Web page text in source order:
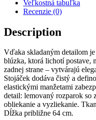
Veľkostná tabuľka
Recenzie (0)
Description
Vďaka skladaným detailom
blúzka, ktorá lichotí postave,
zadnej strane – vytvárajú
Stojáček dodáva čistý a
elastickými manžetami
detail: lemovaný rozparok so
obliekanie a vyzliekanie.
Dĺžka približne 64 cm.